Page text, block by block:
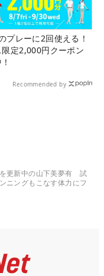
プレーに2回使える！
限定2,000円クーポン
Recommended by
更新中の山下美夢有 試
ニングもこなす体力にフ